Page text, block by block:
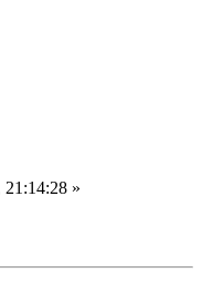
21:14:28 »